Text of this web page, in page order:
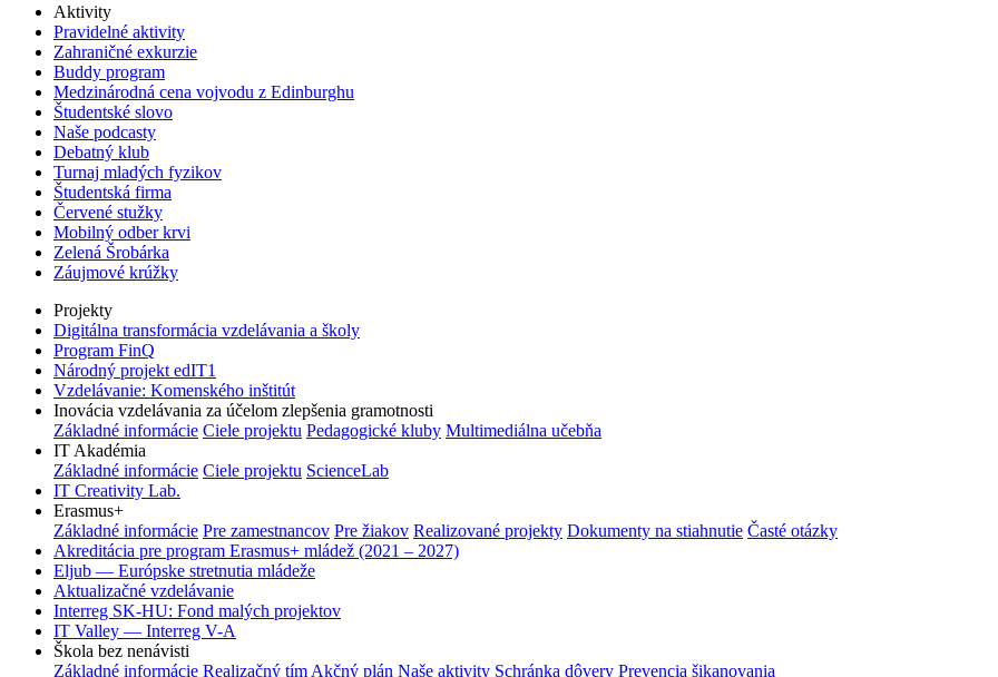
Aktivity
Pravidelné aktivity
Zahraničné exkurzie
Buddy program
Medzinárodná cena vojvodu z Edinburghu
Študentské slovo
Naše podcasty
Debatný klub
Turnaj mladých fyzikov
Študentská firma
Červené stužky
Mobilný odber krvi
Zelená Šrobárka
Záujmové krúžky
Projekty
Digitálna transformácia vzdelávania a školy
Program FinQ
Národný projekt edIT1
Vzdelávanie: Komenského inštitút
Inovácia vzdelávania za účelom zlepšenia gramotnosti
Základné informácie Ciele projektu Pedagogické kluby Multimediálna učebňa
IT Akadémia
Základné informácie Ciele projektu ScienceLab
IT Creativity Lab.
Erasmus+
Základné informácie Pre zamestnancov Pre žiakov Realizované projekty Dokumenty na stiahnutie Časté otázky
Akreditácia pre program Erasmus+ mládež (2021 – 2027)
Eljub — Európske stretnutia mládeže
Aktualizačné vzdelávanie
Interreg SK-HU: Fond malých projektov
IT Valley — Interreg V-A
Škola bez nenávisti
Základné informácie Realizačný tím Akčný plán Naše aktivity Schránka dôvery Prevencia šikanovania